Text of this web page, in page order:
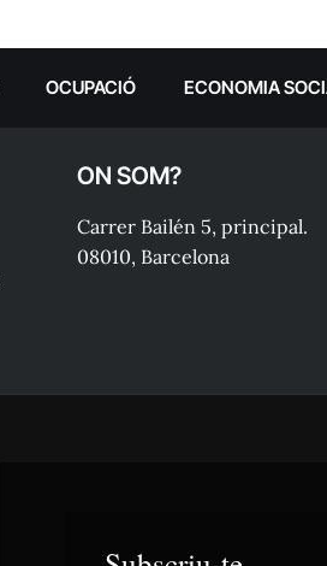
OCUPACIÓ ECONOMIA
ON SOM?
Carrer Bailén 5, principal.
08010, Barcelona